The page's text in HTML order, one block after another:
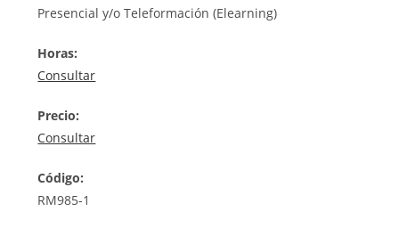
Presencial y/o Teleformación (Elearning)
Horas:
Consultar
Precio:
Consultar
Código:
RM985-1